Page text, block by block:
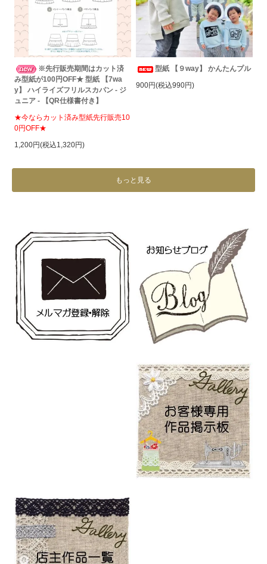
※先行販売期間はカット済
み型紙が100円OFF★ 型紙 【7wa
y】 ハイライズフリルスカパン - ジ
ュニア - 【QR仕様書付き】
★今ならカット済み型紙先行販売10
0円OFF★
1,200円(税込1,320円)
型紙 【９way】 かんたんプル
900円(税込990円)
もっと見る